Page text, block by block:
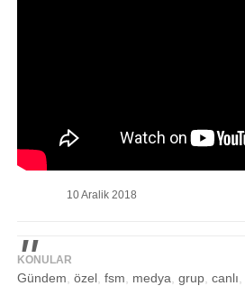
10 Aralik 2018
KONULAR
Gündem özel fsm medya grup canlı